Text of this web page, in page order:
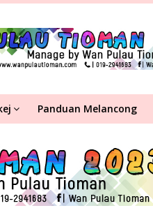
Panduan Melancong